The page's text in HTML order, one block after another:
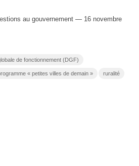
au gouvernement — 16 novembre
de fonctionnement (DGF)
« petites villes de demain » ruralité